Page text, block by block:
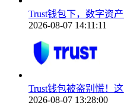
Trust钱包下，数字资
2026-08-07 14:11:11
Trust钱包被盗别慌！
2026-08-07 13:28:00